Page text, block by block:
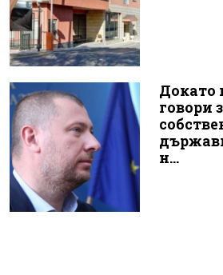
Докато
говори
н...